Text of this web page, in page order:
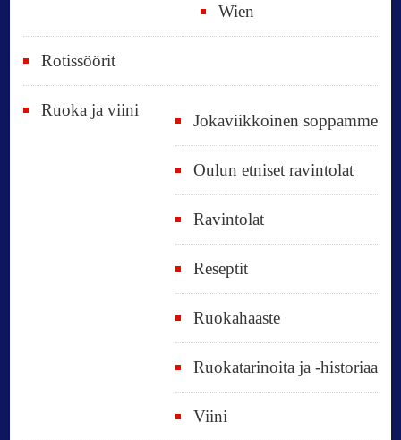
Wien
Rotissöörit
Ruoka ja viini
Jokaviikkoinen soppamme
Oulun etniset ravintolat
Ravintolat
Reseptit
Ruokahaaste
Ruokatarinoita ja -historiaa
Viini